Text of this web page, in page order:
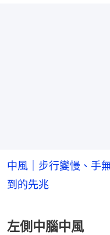
中風｜步行變慢、手
到的先兆
左側中腦中風